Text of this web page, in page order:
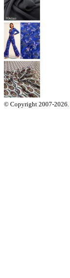
© Copyright 2007-2026.